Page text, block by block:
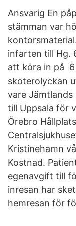
Ansvarig En
stämman var
infarten till Hg.
att köra in på 6
skoterolyckan
vare
till Uppsala för
Örebro
Kristinehamn
Kostnad.
egenavgift till
inresan har
hemresan för